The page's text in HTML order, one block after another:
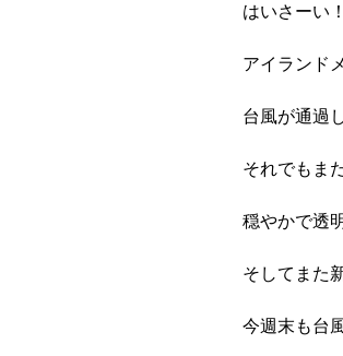
はいさーい！
アイランド
台風が通過
それでもま
穏やかで透
そしてまた
今週末も台